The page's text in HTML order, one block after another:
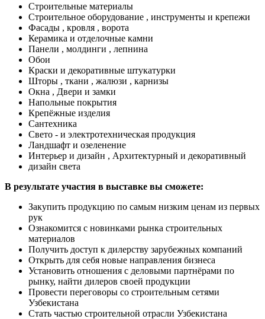
Строительные материалы
Строительное оборудование , инструменты и крепежи
Фасады , кровля , ворота
Керамика и отделочные камни
Панели , молдинги , лепнина
Обои
Краски и декоративные штукатурки
Шторы , ткани , жалюзи , карнизы
Окна , Двери и замки
Напольные покрытия
Крепёжные изделия
Сантехника
Свето - и электротехническая продукция
Ландшафт и озеленение
Интерьер и дизайн , Архитектурный и декоративный
дизайн света
В результате участия в выставке вы сможете:
Закупить продукцию по самым низким ценам из первых
рук
Ознакомится с новинками рынка строительных
материалов
Получить доступ к дилерству зарубежных компаний
Открыть для себя новые направления бизнеса
Установить отношения с деловыми партнёрами по
рынку, найти дилеров своей продукции
Провести переговоры со строительным сетями
Узбекистана
Стать частью строительной отрасли Узбекистана